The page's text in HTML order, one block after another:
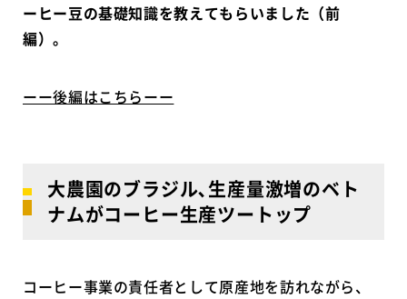
ーヒー豆の基礎知識を教えてもらいました（前
編）。
ーー後編はこちらーー
大農園のブラジル､生産量激増のベト
ナムがコーヒー生産ツートップ
コーヒー事業の責任者として原産地を訪れながら、